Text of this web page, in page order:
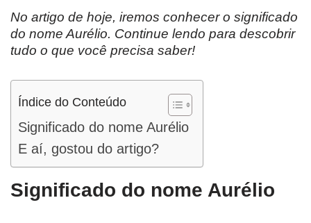
No artigo de hoje, iremos conhecer o significado
do nome Aurélio. Continue lendo para descobrir
tudo o que você precisa saber!
Índice do Conteúdo
Significado do nome Aurélio
E aí, gostou do artigo?
Significado do nome Aurélio